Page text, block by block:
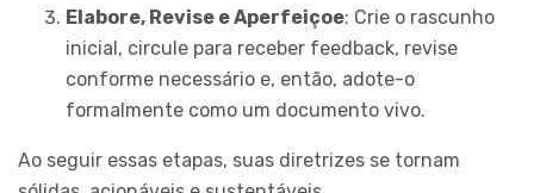
Elabore, Revise e Aperfeiçoe: Crie o rascunho
inicial, circule para receber feedback, revise
conforme necessário e, então, adote-o
formalmente como um documento vivo.
Ao seguir essas etapas, suas diretrizes se tornam